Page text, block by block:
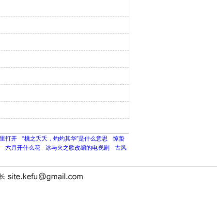
打开 “桃之夭夭，灼灼其华”是什么意思
惊蛰
六月开什么花
冰与火之歌改编的电视剧 古风